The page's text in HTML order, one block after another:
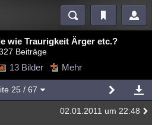
Blogs Videos
Mystery Kriminalfälle
wie Traurigkeit Ärger etc.?
Beiträge
13 Bilder Mehr
25 / 67
02.01.2011 um 22:48